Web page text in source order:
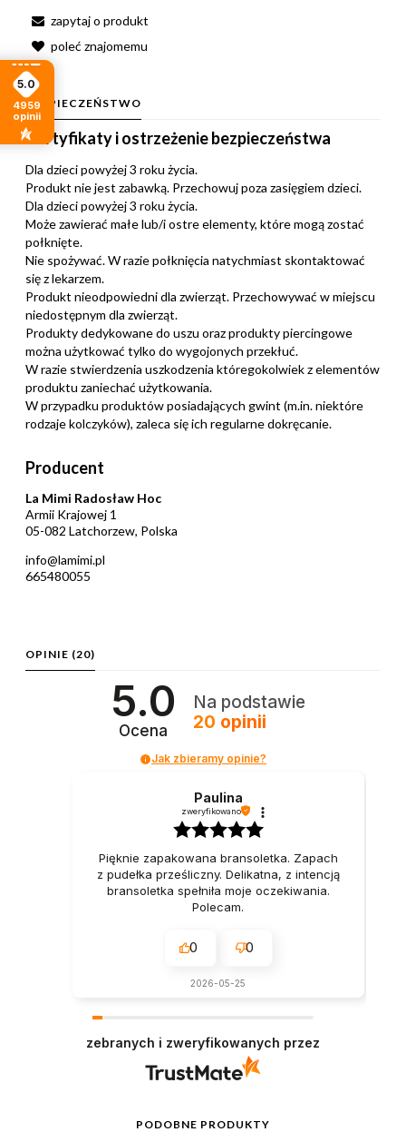
zapytaj o produkt
poleć znajomemu
BEZPIECZEŃSTWO
Certyfikaty i ostrzeżenie bezpieczeństwa
Dla dzieci powyżej 3 roku życia.
Produkt nie jest zabawką. Przechowuj poza zasięgiem dzieci.
Dla dzieci powyżej 3 roku życia.
Może zawierać małe lub/i ostre elementy, które mogą zostać
połknięte.
Nie spożywać. W razie połknięcia natychmiast skontaktować
się z lekarzem.
Produkt nieodpowiedni dla zwierząt. Przechowywać w miejscu
niedostępnym dla zwierząt.
Produkty dedykowane do uszu oraz produkty piercingowe
można użytkować tylko do wygojonych przekłuć.
W razie stwierdzenia uszkodzenia któregokolwiek z elementów
produktu zaniechać użytkowania.
W przypadku produktów posiadających gwint (m.in. niektóre
rodzaje kolczyków), zaleca się ich regularne dokręcanie.
Producent
La Mimi Radosław Hoc
Armii Krajowej 1
05-082 Latchorzew, Polska
info@lamimi.pl
665480055
OPINIE (20)
5.0
Ocena
Na podstawie
20 opinii
Jak zbieramy opinie?
Paulina
zweryfikowano
Pięknie zapakowana bransoletka. Zapach
z pudełka prześliczny. Delikatna, z intencją
bransoletka spełniła moje oczekiwania.
Polecam.
0 0
2026-05-25
zebranych i zweryfikowanych przez
PODOBNE PRODUKTY
5.0
4959
opinii